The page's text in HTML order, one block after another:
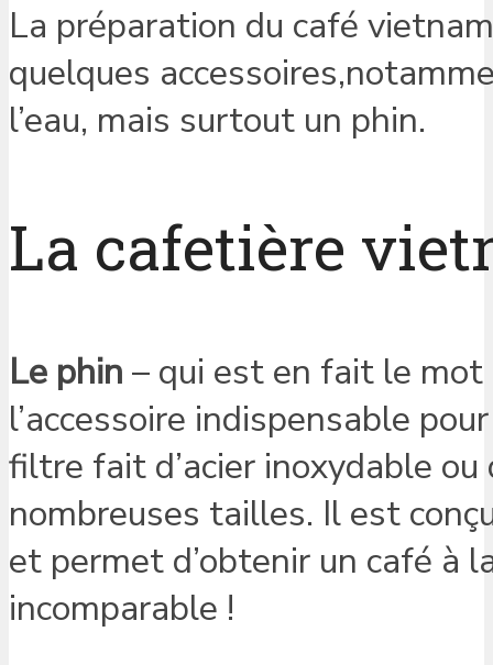
La préparation du café
quelques
l’eau, mais surtout un phin.
La cafetière
Le phin – qui est en fait le
l’accessoire indispensable
filtre fait d’acier inoxydable
nombreuses tailles. Il est
et permet d’obtenir un café à
incomparable !